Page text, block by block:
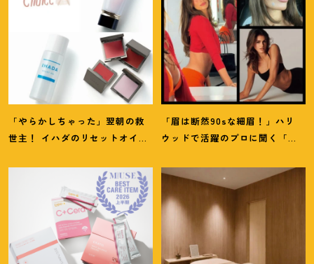
「やらかしちゃった」翌朝の救
世主 ！
イハダのリセットオイル
「眉は断然90sな細眉 ！ 」ハリ
ウッドで活躍のプロに聞く「本
ク】3選